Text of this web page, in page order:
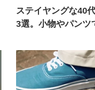
ステイヤングな40
3選。小物やパンツ